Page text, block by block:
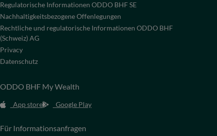
Regulatorische Informationen ODDO BHF SE
Nachhaltigkeitsbezogene Offenlegungen
Rechtliche und regulatorische Informationen ODDO BHF
(Schweiz) AG
Privacy
Datenschutz
ODDO BHF My Wealth
App store Google Play
Für Informationsanfragen